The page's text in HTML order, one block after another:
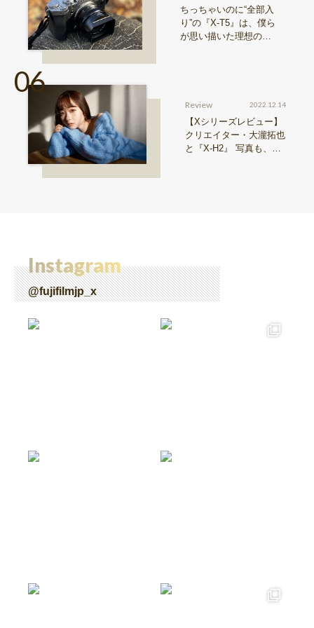
ちっちゃいのに“全部入
り”の『X-T5』は、僕ら
が思い描いた理想の写
Review 2022.12.14
【Xシリーズレビュー】
クリエイター・大瀧拓也
と『X-H2』 写真も、動
Instagram
@fujifilmjp_x